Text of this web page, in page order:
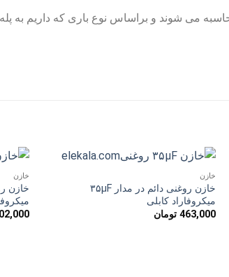
می شوند و براساس نوع باری که داریم به
خازن
خازن روغنی دائم در مدار ۳۵µF
میکروفاراد کابلی
463,000 تومان
خازن